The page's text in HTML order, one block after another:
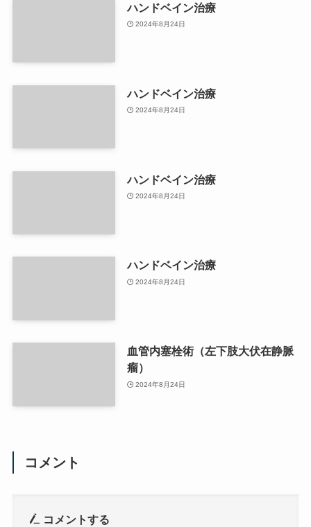
ハンドベイン治療
2024年8月24日
ハンドベイン治療
2024年8月24日
ハンドベイン治療
2024年8月24日
ハンドベイン治療
2024年8月24日
血管内塞栓術（左下肢大伏在静脈
瘤）
2024年8月24日
コメント
コメントする